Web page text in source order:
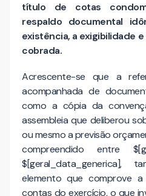
título de cotas
respaldo documental
existência, a exigibilidade
cobrada.
Acrescente-se que a
acompanhada de
como a cópia da
assembleia que deliberou
ou mesmo a previsão
compreendido entre
$[geral_data_generica],
elemento que comprove
contas do exercício, o que